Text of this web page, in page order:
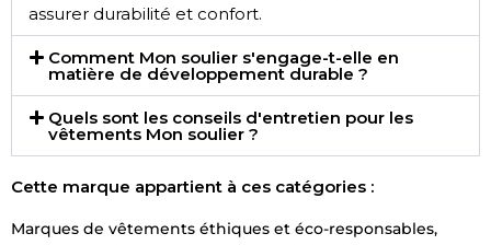
assurer durabilité et confort.
Comment Mon soulier s'engage-t-elle en
matière de développement durable ?
Quels sont les conseils d'entretien pour les
vêtements Mon soulier ?
Cette marque appartient à ces catégories :
Marques de vêtements éthiques et éco-responsables,